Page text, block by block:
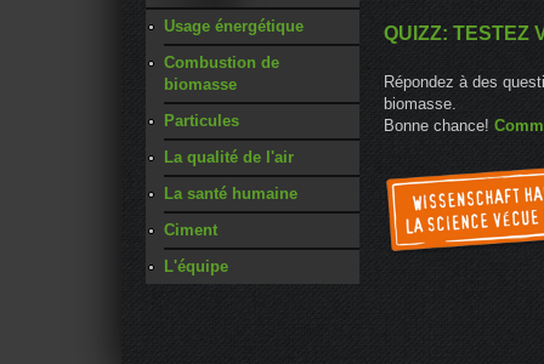
QUIZZ: TESTEZ
Répondez à des
biomasse.
Bonne chance!
Usage énergétique
Combustion de
biomasse
Particules
La qualité de l'air
La santé humaine
Ciment
L'équipe